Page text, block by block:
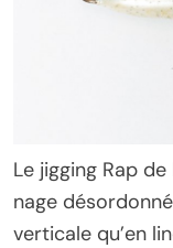
Le jigging Rap
nage
verticale qu’en